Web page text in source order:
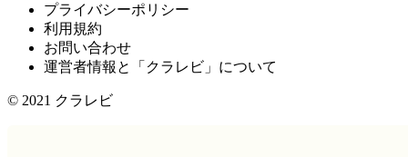
プライバシーポリシー
利用規約
お問い合わせ
運営者情報と「クラレビ」について
© 2021 クラレビ